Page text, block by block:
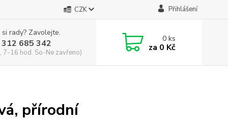
CZK Přihlášení
rady? Zavolejte.
685 342
7-16 hod. So-Ne zavřeno)
0ks
za 0 Kč
přírodní